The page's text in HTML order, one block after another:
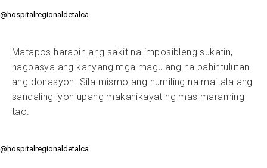
@hospitalregionaldetalca
Matapos harapin ang sakit na imposibleng sukatin,
nagpasya ang kanyang mga magulang na pahintulutan
ang donasyon. Sila mismo ang humiling na maitala ang
sandaling iyon upang makahikayat ng mas maraming
tao.
@hospitalregionaldetalca